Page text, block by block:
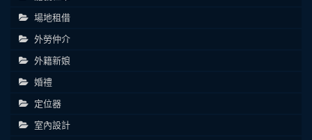
場地租借
外勞仲介
外籍新娘
婚禮
定位器
室內設計